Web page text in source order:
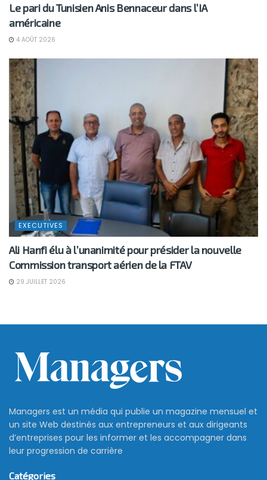
Le pari du Tunisien Anis Bennaceur dans l’IA
américaine
4 AOÛT 2026
EXECUTIVES
Ali Hanfi élu à l’unanimité pour présider la nouvelle
Commission transport aérien de la FTAV
29 JUILLET 2026
Managers est un média qui publie un magazine mensuel et
un site Web destinés aux entrepreneurs et aux dirigeants
d’entreprises pour les informer et les accompagner dans
leur progression de carrière
Catégories